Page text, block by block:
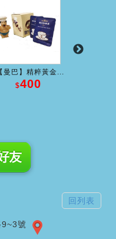
【曼巴】精粹黃金...
$400
號
回列表